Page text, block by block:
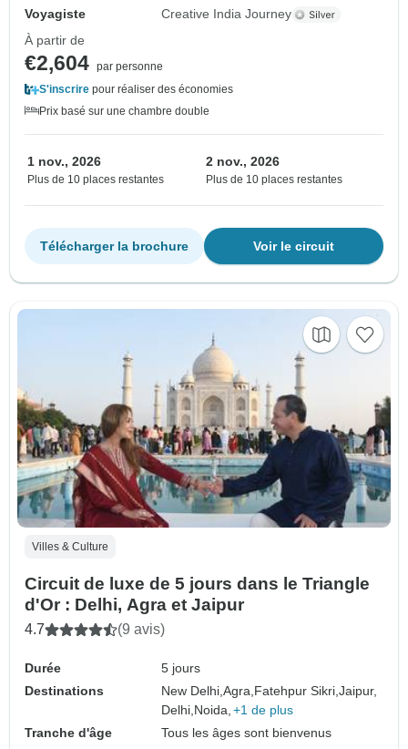
Voyagiste
Creative India Journey
À partir de
€2,604 par personne
S'inscrire pour réaliser des économies
Prix basé sur une chambre double
1 nov., 2026
Plus de 10 places restantes
2 nov., 2026
Plus de 10 places restantes
Voir le circuit
Télécharger la brochure
Villes & Culture
Circuit de luxe de 5 jours dans le Triangle
d'Or : Delhi, Agra et Jaipur
4.7 (9 avis)
Durée
5 jours
Destinations
New Delhi,Agra, Fatehpur Sikri,Jaipur,
Delhi, Noida, +1 de plus
Tranche d'âge
Tous les âges sont bienvenus